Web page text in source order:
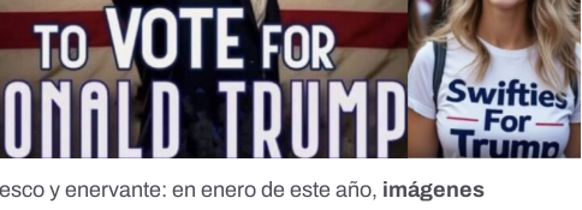
y enervante: en enero de este año, imágenes